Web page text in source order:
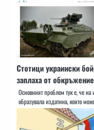
Стотици украински
заплаха от
Основният проблем тук е, че
образувала издатина, която